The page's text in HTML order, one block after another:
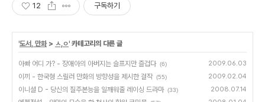
12 구독하기
'도서, 만화> ㅅ,ㅇ' 카테고리의 다른 글
아빠 어디 가? - 장애아의 아버지는 슬프지만 즐겁다 (6) 2009.06.03
이끼 - 한국형 스릴러 만화의 방향성을 제시한 걸작 (55) 2009.02.04
이니셜 D - 당신의 질주본능을 일깨워줄 레이싱 드라마 (33) 2008.07.14